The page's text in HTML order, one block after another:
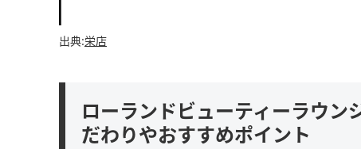
出典:栄店
ローランドビューティーラウ
だわりやおすすめポイント